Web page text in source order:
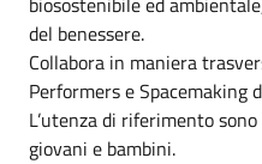
del benessere.
Collabora in maniera
Performers e Spacemaking
L’utenza di riferimento
giovani e bambini.